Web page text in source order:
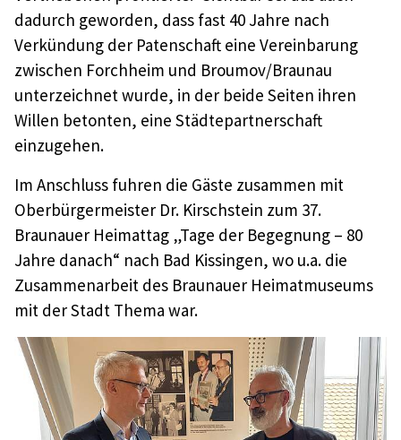
dadurch geworden, dass fast 40 Jahre nach
Verkündung der Patenschaft eine Vereinbarung
zwischen Forchheim und Broumov/Braunau
unterzeichnet wurde, in der beide Seiten ihren
Willen betonten, eine Städtepartnerschaft
einzugehen.
Im Anschluss fuhren die Gäste zusammen mit
Oberbürgermeister Dr. Kirschstein zum 37.
Braunauer Heimattag „Tage der Begegnung – 80
Jahre danach“ nach Bad Kissingen, wo u.a. die
Zusammenarbeit des Braunauer Heimatmuseums
mit der Stadt Thema war.